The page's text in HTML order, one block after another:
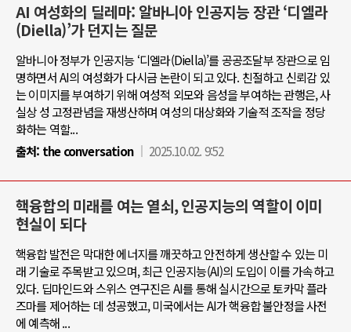
AI 여성화의 딜레마: 알바니아 인공지능 장관 ‘디엘라
(Diella)’가 던지는 질문
알바니아 정부가 인공지능 ‘디엘라(Diella)’를 공공조달부 장관으로 임
명하면서 AI의 여성화가 다시금 논란이 되고 있다. 친절하고 신뢰감 있
는 이미지를 부여하기 위해 여성적 외모와 음성을 부여하는 관행은, 사
실상 성 고정관념을 재생산하며 여성의 대상화와 기술적 조작을 정당
화하는 역할...
출처: the conversation 2025.10.02. 9:52
핵융합의 미래를 여는 열쇠, 인공지능의 역할이 이미
현실이 되다
핵융합 발전은 막대한 에너지를 깨끗하고 안전하게 생산할 수 있는 미
래 기술로 주목받고 있으며, 최근 인공지능(AI)의 도입이 이를 가속하고
있다. 딥마인드와 스위스 연구진은 AI를 통해 실시간으로 토카막 플라
즈마를 제어하는 데 성공했고, 미국에서는 AI가 핵융합 불안정을 사전
에 예측해 ...